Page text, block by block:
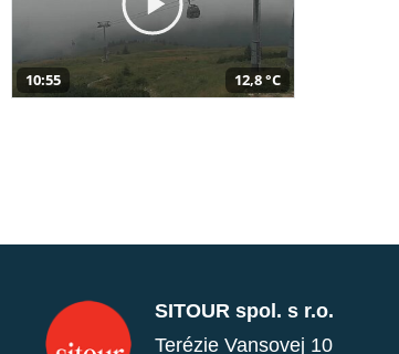
10:55 12,8 °C
SITOUR spol. s r.o.
Terézie Vansovej 10